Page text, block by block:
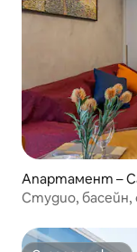
Апартамент –
Студио, басейн,